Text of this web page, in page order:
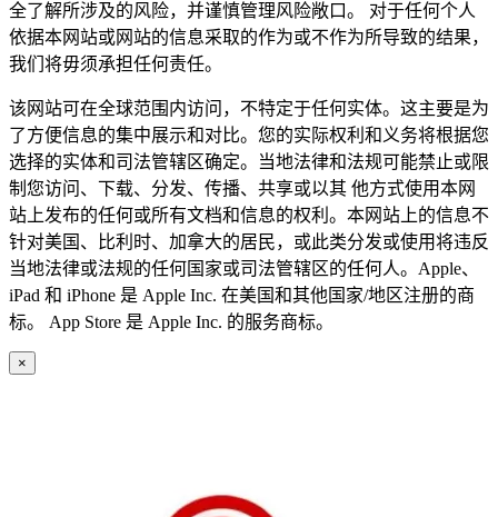
全了解所涉及的风险，并谨慎管理风险敞口。 对于任何个人
依据本网站或网站的信息采取的作为或不作为所导致的结果，
我们将毋须承担任何责任。
该网站可在全球范围内访问，不特定于任何实体。这主要是为
了方便信息的集中展示和对比。您的实际权利和义务将根据您
选择的实体和司法管辖区确定。当地法律和法规可能禁止或限
制您访问、下载、分发、传播、共享或以其 他方式使用本网
站上发布的任何或所有文档和信息的权利。本网站上的信息不
针对美国、比利时、加拿大的居民，或此类分发或使用将违反
当地法律或法规的任何国家或司法管辖区的任何人。Apple、
iPad 和 iPhone 是 Apple Inc. 在美国和其他国家/地区注册的商
标。 App Store 是 Apple Inc. 的服务商标。
×